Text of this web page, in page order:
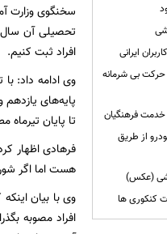
سخنگوی وزارت
تحصیلی آن سال
افراد ثبت کنیم.
وی ادامه داد:
پایه‌های
تا پایان
فرهادی اظهار
هست اما اگر
وی با بیان
افراد مصوبه
حرکت بی شرمانه
از طریق
(عکس)
کنکوری ها